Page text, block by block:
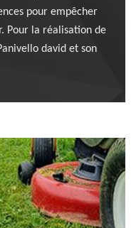
pour empêcher
Pour la réalisation de
david et son